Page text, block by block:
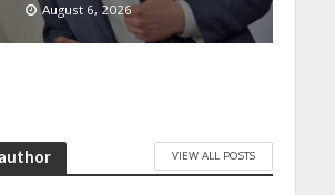
August 6, 2026
VIEW ALL POSTS